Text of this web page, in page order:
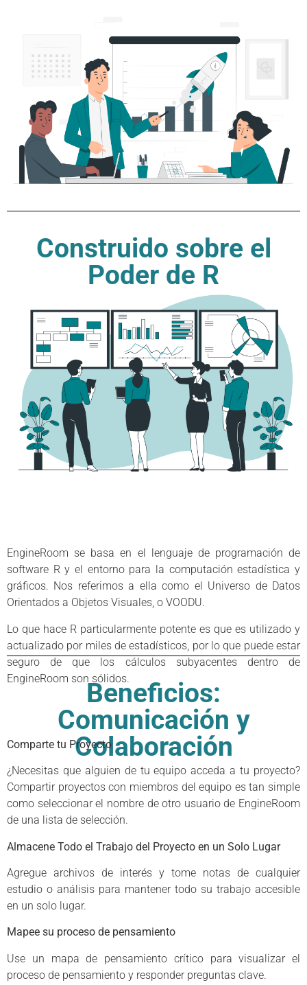
Construido sobre el
Poder de R
EngineRoom se basa en el lenguaje de programación de
software R y el entorno para la computación estadística y
gráficos. Nos referimos a ella como el Universo de Datos
Orientados a Objetos Visuales, o VOODU.
Lo que hace R particularmente potente es que es utilizado y
actualizado por miles de estadísticos, por lo que puede estar
seguro de que los cálculos subyacentes dentro de
EngineRoom son sólidos.Beneficios:
Comunicación y
Colaboración
Comparte tu Proyecto
¿Necesitas que alguien de tu equipo acceda a tu proyecto?
Compartir proyectos con miembros del equipo es tan simple
como seleccionar el nombre de otro usuario de EngineRoom
de una lista de selección.
Almacene Todo el Trabajo del Proyecto en un Solo Lugar
Agregue archivos de interés y tome notas de cualquier
estudio o análisis para mantener todo su trabajo accesible
en un solo lugar.
Mapee su proceso de pensamiento
Use un mapa de pensamiento crítico para visualizar el
proceso de pensamiento y responder preguntas clave.